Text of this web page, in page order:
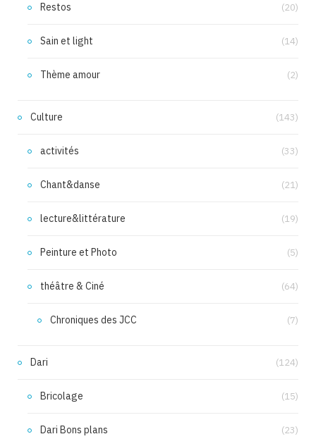
Restos (20)
Sain et light (14)
Thème amour (2)
Culture (143)
activités (33)
Chant&danse (21)
lecture&littérature (19)
Peinture et Photo (5)
théâtre & Ciné (64)
Chroniques des JCC (7)
Dari (124)
Bricolage (15)
Dari Bons plans (23)